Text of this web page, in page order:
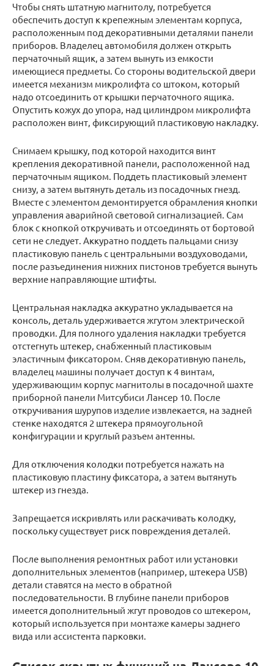
Чтобы снять штатную магнитолу, потребуется
обеспечить доступ к крепежным элементам корпуса,
расположенным под декоративными деталями панели
приборов. Владелец автомобиля должен открыть
перчаточный ящик, а затем вынуть из емкости
имеющиеся предметы. Со стороны водительской двери
имеется механизм микролифта со штоком, который
надо отсоединить от крышки перчаточного ящика.
Опустить кожух до упора, над цилиндром микролифта
расположен винт, фиксирующий пластиковую накладку.
Снимаем крышку, под которой находится винт
крепления декоративной панели, расположенной над
перчаточным ящиком. Поддеть пластиковый элемент
снизу, а затем вытянуть деталь из посадочных гнезд.
Вместе с элементом демонтируется обрамления кнопки
управления аварийной световой сигнализацией. Сам
блок с кнопкой откручивать и отсоединять от бортовой
сети не следует. Аккуратно поддеть пальцами снизу
пластиковую панель с центральными воздуховодами,
после разъединения нижних пистонов требуется вынуть
верхние направляющие штифты.
Центральная накладка аккуратно укладывается на
консоль, деталь удерживается жгутом электрической
проводки. Для полного удаления накладки требуется
отстегнуть штекер, снабженный пластиковым
эластичным фиксатором. Сняв декоративную панель,
владелец машины получает доступ к 4 винтам,
удерживающим корпус магнитолы в посадочной шахте
приборной панели Митсубиси Лансер 10. После
откручивания шурупов изделие извлекается, на задней
стенке находятся 2 штекера прямоугольной
конфигурации и круглый разъем антенны.
Для отключения колодки потребуется нажать на
пластиковую пластину фиксатора, а затем вытянуть
штекер из гнезда.
Запрещается искривлять или раскачивать колодку,
поскольку существует риск повреждения деталей.
После выполнения ремонтных работ или установки
дополнительных элементов (например, штекера USB)
детали ставятся на место в обратной
последовательности. В глубине панели приборов
имеется дополнительный жгут проводов со штекером,
который используется при монтаже камеры заднего
вида или ассистента парковки.